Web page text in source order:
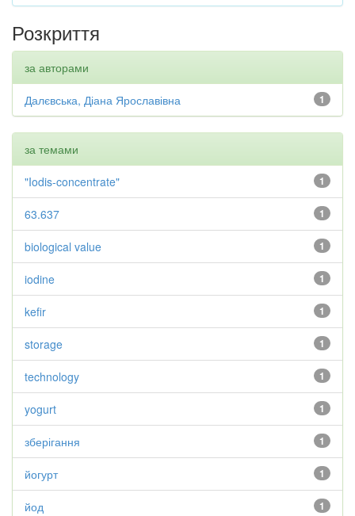
Розкриття
за авторами
1
Далєвська, Діана Ярославівна
за темами
1
"Iodis-concentrate"
1
63.637
1
biological value
1
iodine
1
kefir
1
storage
1
technology
1
yogurt
1
зберігання
1
йогурт
1
йод